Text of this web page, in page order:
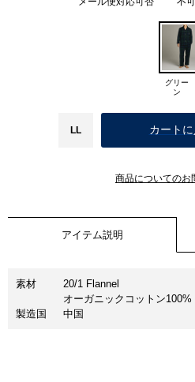
グリー
ン
LL カート
商品についてのお
アイテム説明
素材
20/1 Flannel
オーガニックコットン100%
製造国
中国